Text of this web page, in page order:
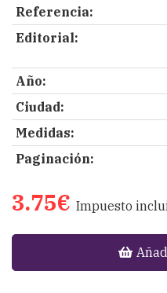
Referencia:
Editorial:
Año:
Ciudad:
Medidas:
Paginación:
3.75€ Impuesto